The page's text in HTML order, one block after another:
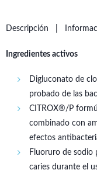
Descripción
Ingredientes activos
Digluconato de
probado de las
CITROX®/P
combinado con
efectos
Fluoruro de sodio
caries durante el